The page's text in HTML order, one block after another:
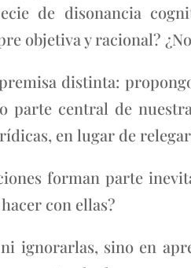
de disonancia
objetiva y racional?
distinta:
parte central de
en lugar de
forman parte
con ellas?
ignorarlas, sino en